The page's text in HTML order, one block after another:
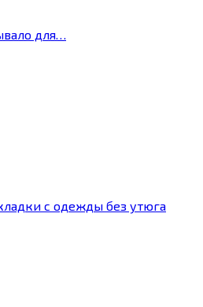
для…
с одежды без утюга